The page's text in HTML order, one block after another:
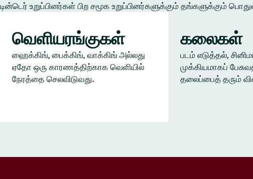
டின்டெர் உறுப்பினர்கள் பிற சமூக உறுப்பினர்களுக்கும்
வெளியரங்குகள்
ஹைக்கிங், பைக்கிங், வாக்கிங் அல்லது
ஏதோ ஒரு காரணத்திற்காக வெளியில்
நேரத்தை செலவிடுவது.
கலைகள்
படம் எடுத்தல்,
முக்கியமாகப்
தலைப்பைத் தரும்